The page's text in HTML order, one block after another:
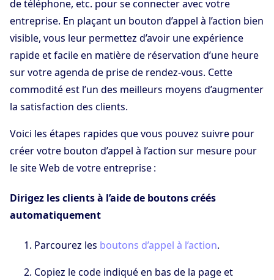
de téléphone, etc. pour se connecter avec votre
entreprise. En plaçant un bouton d’appel à l’action bien
visible, vous leur permettez d’avoir une expérience
rapide et facile en matière de réservation d’une heure
sur votre agenda de prise de rendez-vous. Cette
commodité est l’un des meilleurs moyens d’augmenter
la satisfaction des clients.
Voici les étapes rapides que vous pouvez suivre pour
créer votre bouton d’appel à l’action sur mesure pour
le site Web de votre entreprise :
Dirigez les clients à l’aide de boutons créés
automatiquement
Parcourez les boutons d’appel à l’action.
Copiez le code indiqué en bas de la page et